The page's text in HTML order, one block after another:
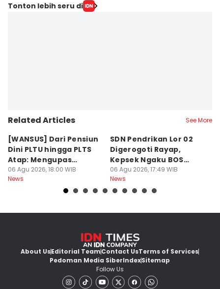
Tonton lebih seru di
Related Articles See More
[WANSUS] Dari Pensiun
Dini PLTU hingga PLTS
Atap: Mengupas
Sengkarut Bisnis Energi
di Indonesia
06 Agu 2026, 18:00 WIB
News
SDN Pendrikan Lor 02
Digerogoti Rayap,
Kepsek Ngaku BOS
Cuma Rp54 Juta
06 Agu 2026, 17:49 WIB
News
About UsEditorial TeamContact UsTerms of Services
Pedoman Media SiberIndexSitemap
Follow Us